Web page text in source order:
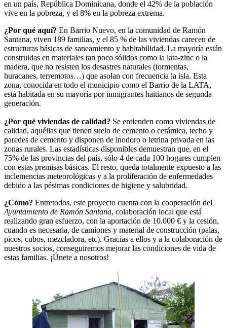
en un país, República Dominicana, donde el 42% de la población
vive en la pobreza, y el 8% en la pobreza extrema.
¿Por qué aquí? En Barrio Nuevo, en la comunidad de Ramón
Santana, viven 189 familias, y el 85 % de las viviendas carecen de
estructuras básicas de saneamiento y habitabilidad. La mayoría están
construidas en materiales tan poco sólidos como la lata-zinc o la
madera, que no resisten los desastres naturales (tormentas,
huracanes, terremotos…) que asolan con frecuencia la isla. Esta
zona, conocida en todo el municipio como el Barrio de la LATA,
está habitada en su mayoría por inmigrantes haitianos de segunda
generación.
¿Por qué viviendas de calidad? Se entienden como viviendas de
calidad, aquéllas que tienen suelo de cemento o cerámica, techo y
paredes de cemento y disponen de inodoro o letrina privada en las
zonas rurales. Las estadísticas disponibles demuestran que, en el
75% de las provincias del país, sólo 4 de cada 100 hogares cumplen
con estas premisas básicas. El resto, queda totalmente expuesto a las
inclemencias meteorológicas y a la proliferación de enfermedades
debido a las pésimas condiciones de higiene y salubridad.
¿Cómo? Entretodos, este proyecto cuenta con la cooperación del
Ayuntamiento de Ramón Santana, colaboración local que está
realizando gran esfuerzo, con la aportación de 10.000 € y la cesión,
cuando es necesaria, de camiones y material de construcción (palas,
picos, cubos, mezcladora, etc). Gracias a ellos y a la colaboración de
nuestros socios, conseguiremos mejorar las condiciones de vida de
estas familias. ¡Únete a nosotros!